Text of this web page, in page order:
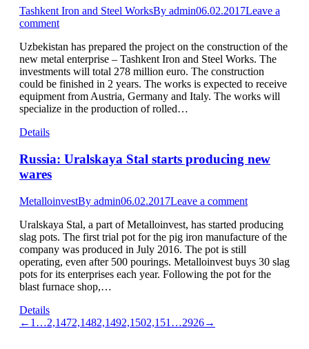
Tashkent Iron and Steel WorksBy admin06.02.2017Leave a
comment
Uzbekistan has prepared the project on the construction of the
new metal enterprise – Tashkent Iron and Steel Works. The
investments will total 278 million euro. The construction
could be finished in 2 years. The works is expected to receive
equipment from Austria, Germany and Italy. The works will
specialize in the production of rolled…
Details
Russia: Uralskaya Stal starts producing new
wares
MetalloinvestBy admin06.02.2017Leave a comment
Uralskaya Stal, a part of Metalloinvest, has started producing
slag pots. The first trial pot for the pig iron manufacture of the
company was produced in July 2016. The pot is still
operating, even after 500 pourings. Metalloinvest buys 30 slag
pots for its enterprises each year. Following the pot for the
blast furnace shop,…
Details
← 1 …2,1472,1482,1492,1502,151 …2926→